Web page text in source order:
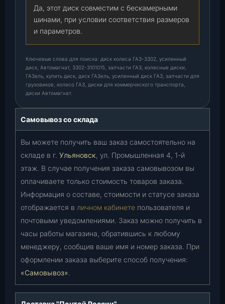
Да, этот диск совместим с бескамерными
шинами, при условии соответствия размеров
и параметров.
Ключевые слова для поиска: диск колеса ГАЗ-3302, усиленный
диск, Автомагнат, 3302-3101015, запчасти ГАЗ, колесные диски,
ГАЗель, купить диск, диск ГАЗель, усиленный диск ГАЗ, запчасти для
грузовиков, колесо ГАЗ, диски для коммерческого транспорта,
диски Автомагнат.
Самовывоз со склада
Вы можете получить ваш заказ самостоятельно на
складе в г. Ульяновск, ул. Промышленная 4, 1-й
этаж. В случае получения заказа самовывозом вы
оплачиваете только стоимость товаров заказа.
Информация о составе, стоимости и статусе заказа
отображается в личном кабинете пользователя и
почтовыми уведомлениями. Заказ можно получить в
часы работы магазина, обратившись к любому
менеджеру, сообщив ваше имя и номер заказа. При
оформлении заказа выберите способ получения:
«Самовывоз».